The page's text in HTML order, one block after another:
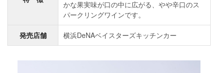
かな果実味が口の中に広がる、やや辛口のス
パークリングワインです。
発売店舗 横浜DeNAベイスターズキッチンカー